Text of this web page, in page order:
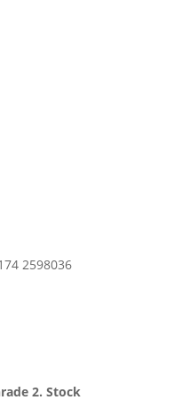
2598036
2. Stock